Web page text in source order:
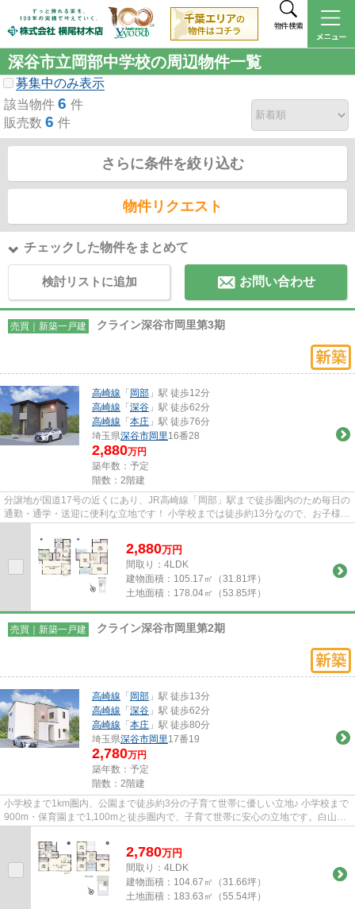
物件検索
深谷市立岡部中学校の周辺物件一覧
募集中のみ表示
該当物件 6 件
販売数 6 件
さらに条件を絞り込む
物件リクエスト
チェックした物件をまとめて
検討リストに追加 お問い合わせ
売買｜新築一戸建 クライン深谷市岡里第3期
高崎線 「岡部 」駅 徒歩12分
高崎線 「深谷 」駅 徒歩62分
高崎線 「本庄 」駅 徒歩76分
埼玉県深谷市岡里16番28
2,880万円
築年数：予定
階数：2階建
分譲地が国道17号の近くにあり、JR高崎線「岡部」駅まで徒歩圏内のため毎日の
通勤・通学・送迎に便利な立地です！ 小学校までは徒歩約13分なので、お子様の
通学も安心ですね。 ヤオコ...
2,880万円
間取り：4LDK
建物面積： 105.17㎡（31.81坪）
土地面積： 178.04㎡（53.85坪）
売買｜新築一戸建 クライン深谷市岡里第2期
高崎線 「岡部 」駅 徒歩13分
高崎線 「深谷 」駅 徒歩62分
高崎線 「本庄 」駅 徒歩80分
埼玉県深谷市岡里17番19
2,780万円
築年数：予定
階数：2階建
小学校まで1km圏内、公園まで徒歩約3分の子育て世帯に優しい立地♪ 小学校まで
900m・保育園まで1,100mと徒歩圏内で、子育て世帯に安心の立地です。白山公
園まで徒歩約3分と近いため、お...
2,780万円
間取り：4LDK
建物面積： 104.67㎡（31.66坪）
土地面積： 183.63㎡（55.54坪）